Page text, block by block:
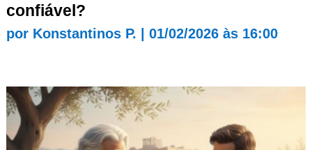
confiável?
por Konstantinos P. 01/02/2026 às 16:00